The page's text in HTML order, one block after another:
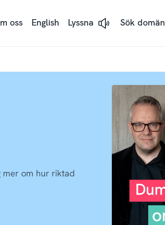
oss English Lyssna
Lyssna
ReadSpeaker
Sök domän
mer om hur riktad